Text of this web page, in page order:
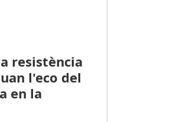
resistència
l'eco del
en la